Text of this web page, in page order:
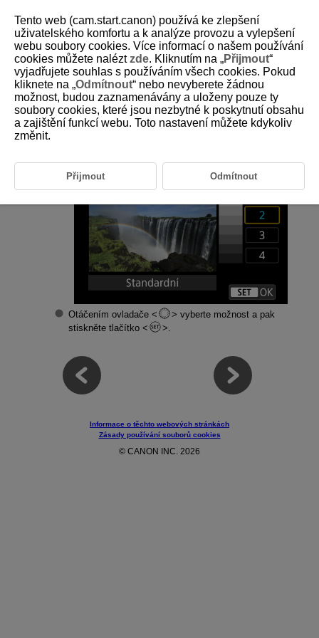
D388-218
Barevný odstín obrazovky
Vyberte [ :Barevný tón obraz. ] (
).
Otáčením ovladače
vyberte možnost a pak
stiskněte tlačítko
Informace o těchto webových stránkách
Zásady používání souborů cookies
© CANON INC. 2026
Tento web (cam.start.canon) používá ke zlepšení
uživatelského komfortu a k analýze provozu a vylepšení
webu soubory cookies. Více informací o našem používání
cookies můžete naléztzde. Kliknutím na „Přijmout“
vyjadřujete souhlas s používáním všech cookies. Pokud
kliknete na „Odmítnout“ nebo nevyberete žádnou
možnost, budou zaznamenávány a uloženy pouze ty
soubory cookies, které jsou nezbytné k poskytnutí obsahu
a zajištění funkcí webu. Toto nastavení můžete kdykoliv
změnit.
Přijmout Odmítnout